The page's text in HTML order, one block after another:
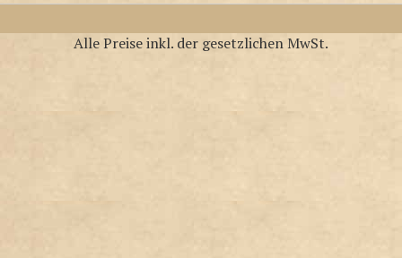
Alle Preise inkl. der gesetzlichen MwSt.